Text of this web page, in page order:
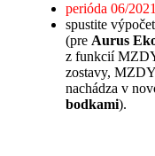
perióda 06/
spustite
(pre Aurus
z funkcií
zostavy,
nachádza v
bodkami).